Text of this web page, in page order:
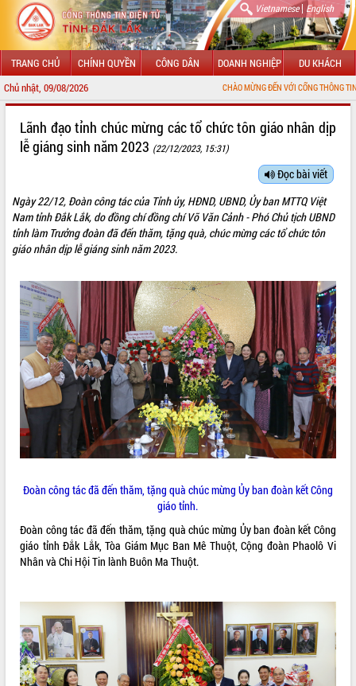
Vietnamese| English
TRANG CHỦ CHÍNH QUYỀN CÔNG DÂN DOANH NGHIỆP DU KHÁCH
Chủ nhật, 09/08/2026 CHÀO MỪNG ĐẾN VỚI CỔNG THÔNG TIN ĐIỆN TỬ
LÃNH ĐẠO UBND TỈNH
SỞ, BAN, NGÀNH
UBND CÁC XÃ, PHƯỜNG
THÔNG TIN CHỈ ĐẠO ĐIỀU HÀNH
HỆ THỐNG VĂN BẢN
VĂN BẢN HĐND TỈNH
ĐIỂM TIN VĂN BẢN
QUY HOẠCH - KẾ HOẠCH
Lãnh đạo tỉnh chúc mừng các tổ chức tôn giáo nhân dịp
lễ giáng sinh năm 2023 (22/12/2023, 15:31)
Đọc bài viết
Ngày 22/12, Đoàn công tác của Tỉnh ủy, HĐND, UBND, Ủy ban MTTQ Việt
Nam tỉnh Đắk Lắk, do đồng chí đồng chí Võ Văn Cảnh - Phó Chủ tịch UBND
tỉnh làm Trưởng đoàn đã đến thăm, tặng quà, chúc mừng các tổ chức tôn
giáo nhân dịp lễ giáng sinh năm 2023.
Đoàn công tác đã đến thăm, tặng quà chúc mừng Ủy ban đoàn kết Công
giáo tỉnh.
Đoàn công tác đã đến thăm, tặng quà chúc mừng Ủy ban đoàn kết Công
giáo tỉnh Đắk Lắk, Tòa Giám Mục Ban Mê Thuột, Cộng đoàn Phaolô Vi
Nhân và Chi Hội Tin lành Buôn Ma Thuột.